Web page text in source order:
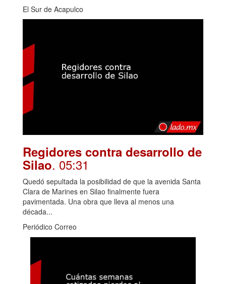
El Sur de Acapulco
Regidores contra desarrollo de
Silao. 05:31
Quedó sepultada la posibilidad de que la avenida Santa
Clara de Marines en Silao finalmente fuera
pavimentada. Una obra que lleva al menos una
década...
Periódico Correo